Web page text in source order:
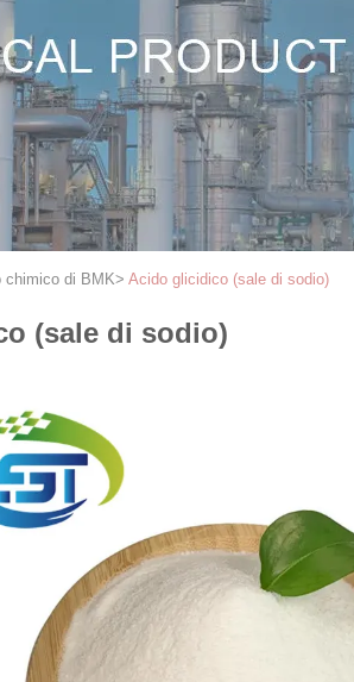
chimico di BMK> Acido glicidico (sale di sodio)
(sale di sodio)